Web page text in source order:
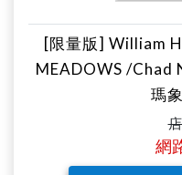
[限量版] William
MEADOWS /Chad
瑪
網